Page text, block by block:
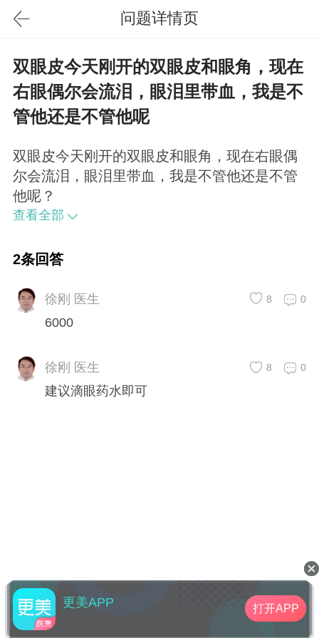
问题详情页
双眼皮今天刚开的双眼皮和眼角，现在
右眼偶尔会流泪，眼泪里带血，我是不
管他还是不管他呢
双眼皮今天刚开的双眼皮和眼角，现在右眼偶
尔会流泪，眼泪里带血，我是不管他还是不管
他呢？
查看全部
2条回答
徐刚 医生 0
8
6000
徐刚 医生 0
8
建议滴眼药水即可
更美APP 打开APP